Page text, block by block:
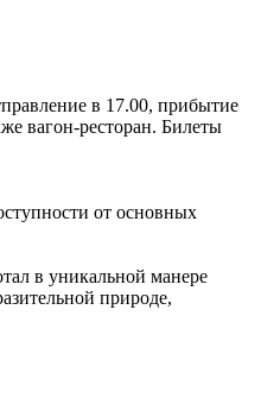
в 17.00, прибытие
вагон-ресторан. Билеты
от основных
в уникальной манере
природе,